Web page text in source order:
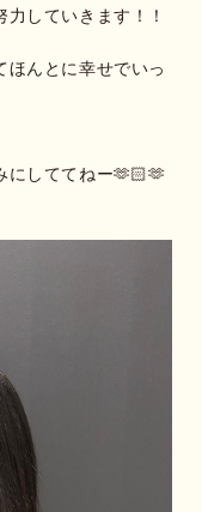
していきます！！
ほんとに幸せでいっ
にしててねー🫶🏻🫶